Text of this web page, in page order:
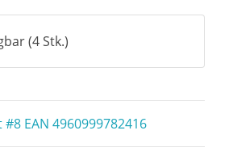
(4 Stk.)
EAN 4960999782416